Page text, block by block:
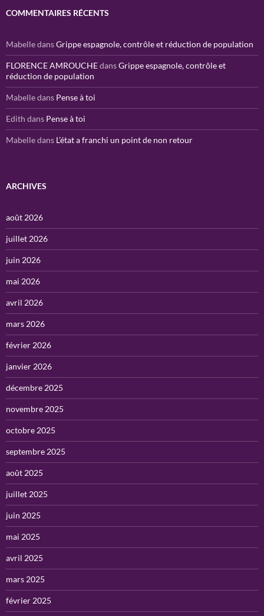
COMMENTAIRES RÉCENTS
MabelledansGrippe espagnole, contrôle et réduction de population
FLORENCE AMROUCHEdansGrippe espagnole, contrôle et
réduction de population
Mabelledans Pense à toi
Edith dans Pense à toi
Mabelledans L’état a franchi un point de non retour
ARCHIVES
août 2026
juillet 2026
juin 2026
mai 2026
avril 2026
mars 2026
février 2026
janvier 2026
décembre 2025
novembre 2025
octobre 2025
septembre 2025
août 2025
juillet 2025
juin 2025
mai 2025
avril 2025
mars 2025
février 2025